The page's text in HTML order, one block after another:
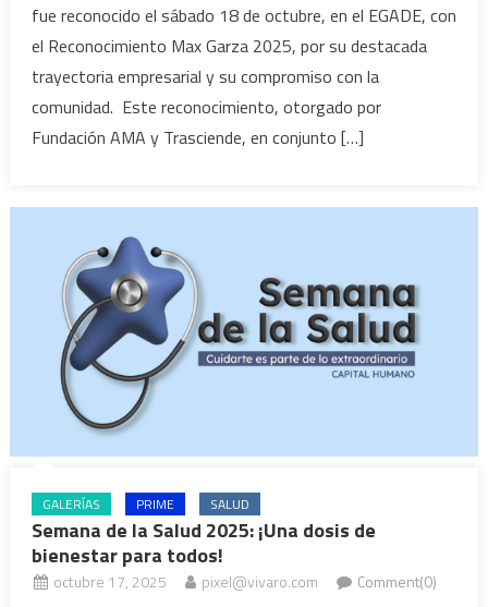
fue reconocido el sábado 18 de octubre, en el EGADE, con
el Reconocimiento Max Garza 2025, por su destacada
trayectoria empresarial y su compromiso con la
comunidad. Este reconocimiento, otorgado por
Fundación AMA y Trasciende, en conjunto […]
GALERÍAS PRIME SALUD
Semana de la Salud 2025: ¡Una dosis de
bienestar para todos!
octubre 17, 2025 pixel@vivaro.com Comment(0)